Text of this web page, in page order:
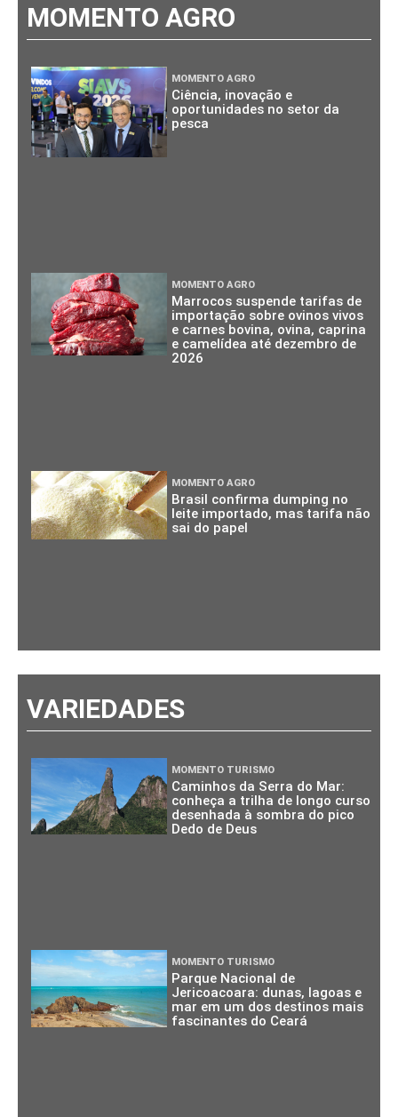
MOMENTO AGRO
MOMENTO AGRO
Ciência, inovação e
oportunidades no setor da
pesca
MOMENTO AGRO
Marrocos suspende tarifas de
importação sobre ovinos vivos
e carnes bovina, ovina, caprina
e camelídea até dezembro de
2026
MOMENTO AGRO
Brasil confirma dumping no
leite importado, mas tarifa não
sai do papel
VARIEDADES
MOMENTO TURISMO
Caminhos da Serra do Mar:
conheça a trilha de longo curso
desenhada à sombra do pico
Dedo de Deus
MOMENTO TURISMO
Parque Nacional de
Jericoacoara: dunas, lagoas e
mar em um dos destinos mais
fascinantes do Ceará